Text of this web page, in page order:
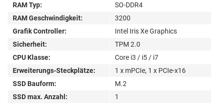
RAM Typ:
SO-DDR4
RAM Geschwindigkeit:
3200
Grafik Controller:
Intel Iris Xe Graphics
Sicherheit:
TPM 2.0
CPU Klasse:
Core i3 / i5 / i7
Erweiterungs-Steckplätze:
1 x mPCIe, 1 x PCIe-x16
SSD Bauform:
M.2
SSD max. Anzahl:
1